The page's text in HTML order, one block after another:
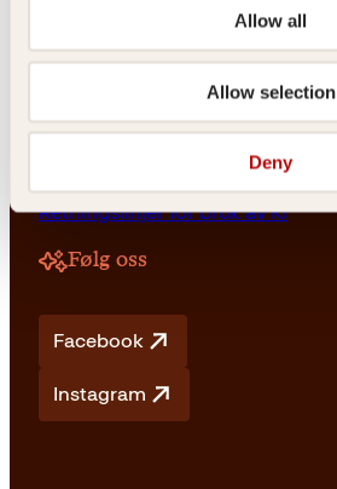
Allow all
Allow selection
Deny
Vilkår
Vilkår og betingelser
Angrerett og retur
Personvern
Retningslinjer for bruk av KI
Følg oss
Facebook
Instagram